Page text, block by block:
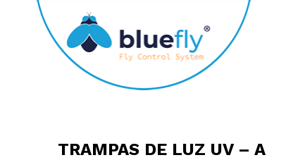
TRAMPAS DE LUZ UV – A